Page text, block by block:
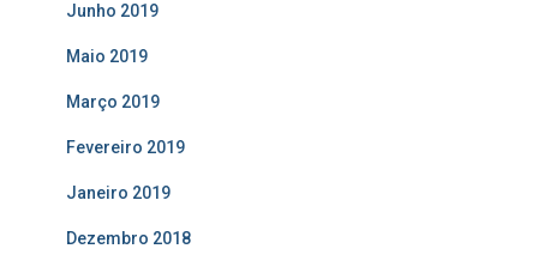
Junho 2019
Maio 2019
Março 2019
Fevereiro 2019
Janeiro 2019
Dezembro 2018